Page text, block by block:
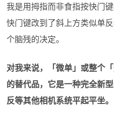
我是用拇指而非食指按快门
快门键改到了斜上方类似单
个脑残的决定。
对我来说，「微单」或整个
的替代品，它是一种完全新
反等其他相机系统平起平坐。